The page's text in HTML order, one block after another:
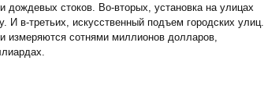
дождевых стоков. Во-вторых, установка на улицах
И в-третьих, искусственный подъем городских улиц.
измеряются сотнями миллионов долларов,